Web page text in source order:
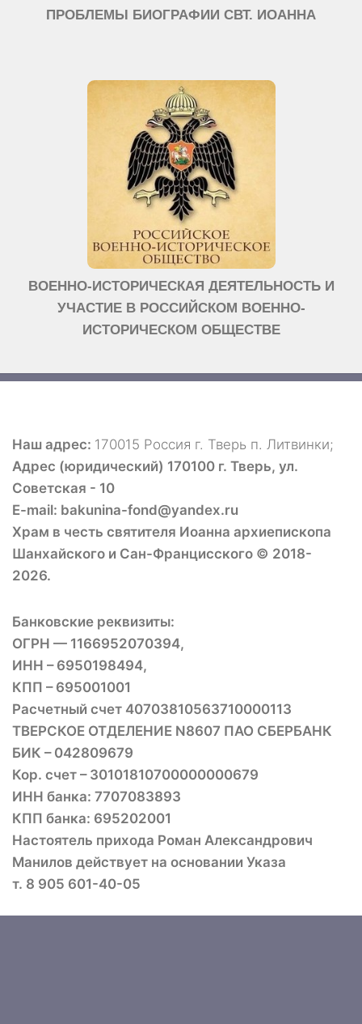
ПРОБЛЕМЫ БИОГРАФИИ СВТ. ИОАННА
ВОЕННО-ИСТОРИЧЕСКАЯ ДЕЯТЕЛЬНОСТЬ И
УЧАСТИЕ В РОССИЙСКОМ ВОЕННО-
ИСТОРИЧЕСКОМ ОБЩЕСТВЕ
Наш адрес: 170015 Россия г. Тверь п. Литвинки;
Адрес (юридический) 170100 г. Тверь, ул.
Советская - 10
E-mail: bakunina-fond@yandex.ru
Храм в честь святителя Иоанна архиепископа
Шанхайского и Сан-Францисского © 2018-
2026.
Банковские реквизиты:
ОГРН — 1166952070394,
ИНН – 6950198494,
КПП – 695001001
Расчетный счет 40703810563710000113
ТВЕРСКОЕ ОТДЕЛЕНИЕ N8607 ПАО СБЕРБАНК
БИК – 042809679
Кор. счет – 30101810700000000679
ИНН банка: 7707083893
КПП банка: 695202001
Настоятель прихода Роман Александрович
Манилов действует на основании Указа
т. 8 905 601-40-05